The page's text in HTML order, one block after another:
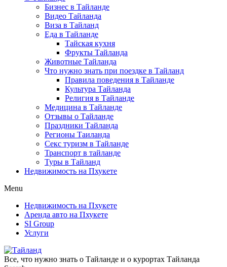
Бизнес в Тайланде
Видео Тайланда
Виза в Тайланд
Еда в Тайланде
Тайская кухня
Фрукты Тайланда
Животные Тайланда
Что нужно знать при поездке в Тайланд
Правила поведения в Тайланде
Культура Тайланда
Религия в Тайланде
Медицина в Тайланде
Отзывы о Тайланде
Праздники Тайланда
Регионы Таиланда
Секс туризм в Тайланде
Транспорт в тайланде
Туры в Тайланд
Недвижимость на Пхукете
Menu
Недвижимость на Пхукете
Аренда авто на Пхукете
SI Group
Услуги
Все, что нужно знать о Тайланде и о курортах Тайланда